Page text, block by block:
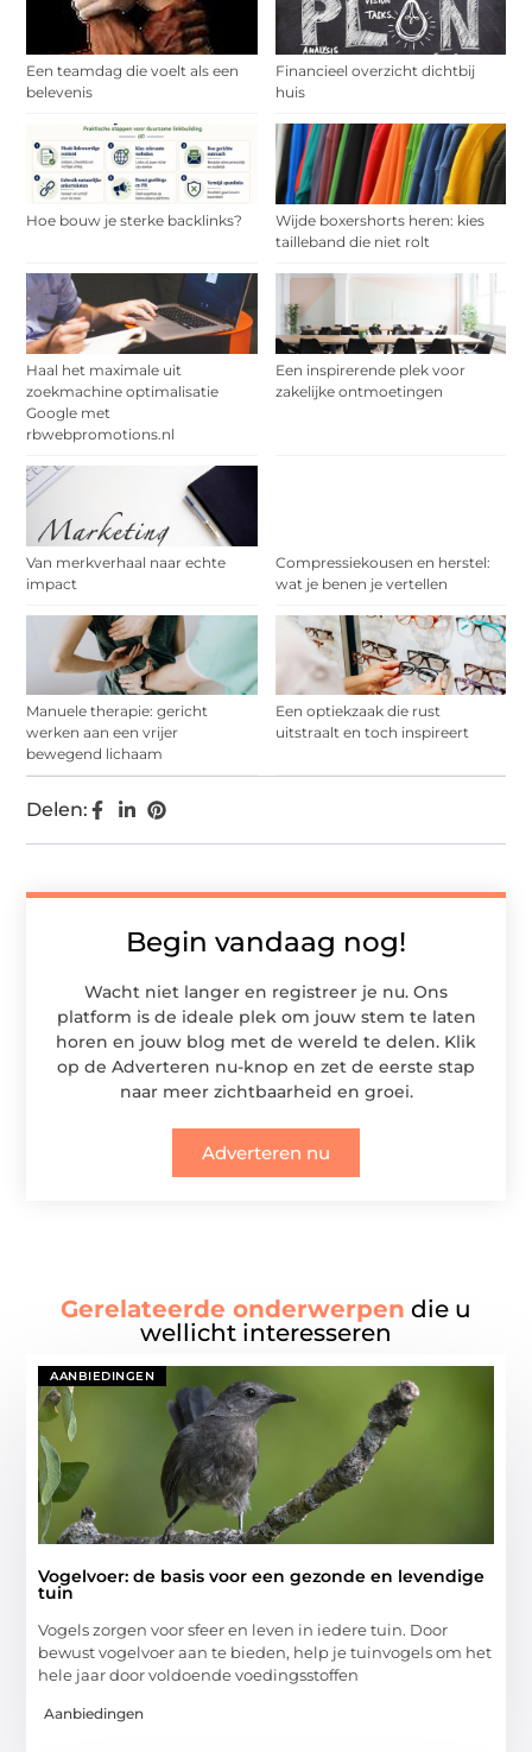
Een teamdag die voelt als een
belevenis
Financieel overzicht dichtbij
huis
Hoe bouw je sterke backlinks?
Wijde boxershorts heren: kies
tailleband die niet rolt
Haal het maximale uit
zoekmachine optimalisatie
Google met
rbwebpromotions.nl
Een inspirerende plek voor
zakelijke ontmoetingen
Van merkverhaal naar echte
impact
Compressiekousen en herstel:
wat je benen je vertellen
Manuele therapie: gericht
werken aan een vrijer
bewegend lichaam
Een optiekzaak die rust
uitstraalt en toch inspireert
Begin vandaag nog!
Wacht niet langer en registreer je nu. Ons
platform is de ideale plek om jouw stem te laten
horen en jouw blog met de wereld te delen. Klik
op de Adverteren nu-knop en zet de eerste stap
naar meer zichtbaarheid en groei.
Adverteren nu
Delen:
Gerelateerde onderwerpen die u
wellicht interesseren
AANBIEDINGEN
Vogelvoer: de basis voor een gezonde en levendige
tuin
Vogels zorgen voor sfeer en leven in iedere tuin. Door
bewust vogelvoer aan te bieden, help je tuinvogels om het
hele jaar door voldoende voedingsstoffen
Aanbiedingen